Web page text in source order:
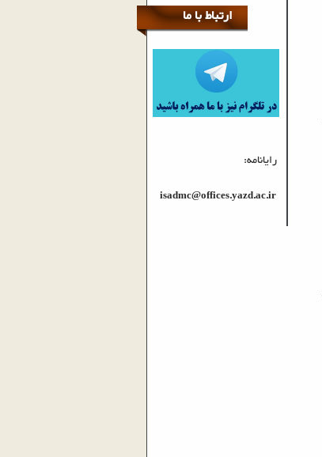
ارتباط با ما
رایانامه:
isadmc@offices.yazd.ac.ir